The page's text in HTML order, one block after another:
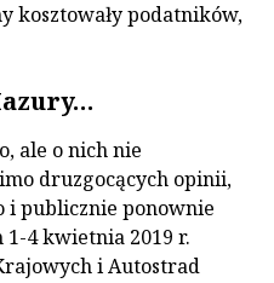
kosztowały podatników,
ale o nich nie
druzgocących opinii,
i publicznie ponownie
4 kwietnia 2019 r.
i Autostrad